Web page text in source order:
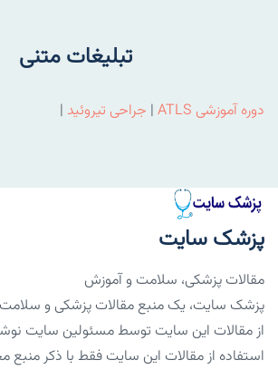
تبلیغات متنی
دوره آموزشی ATLS | جراحی تیروئید |
پزشک سایت
مقالات پزشکی، سلامت و آموزش
پزشک سایت، یک منبع مقالات پزشکی و
از مقالات این سایت توسط مسئولین سایت
استفاده از مقالات این سایت فقط با ذکر منبع